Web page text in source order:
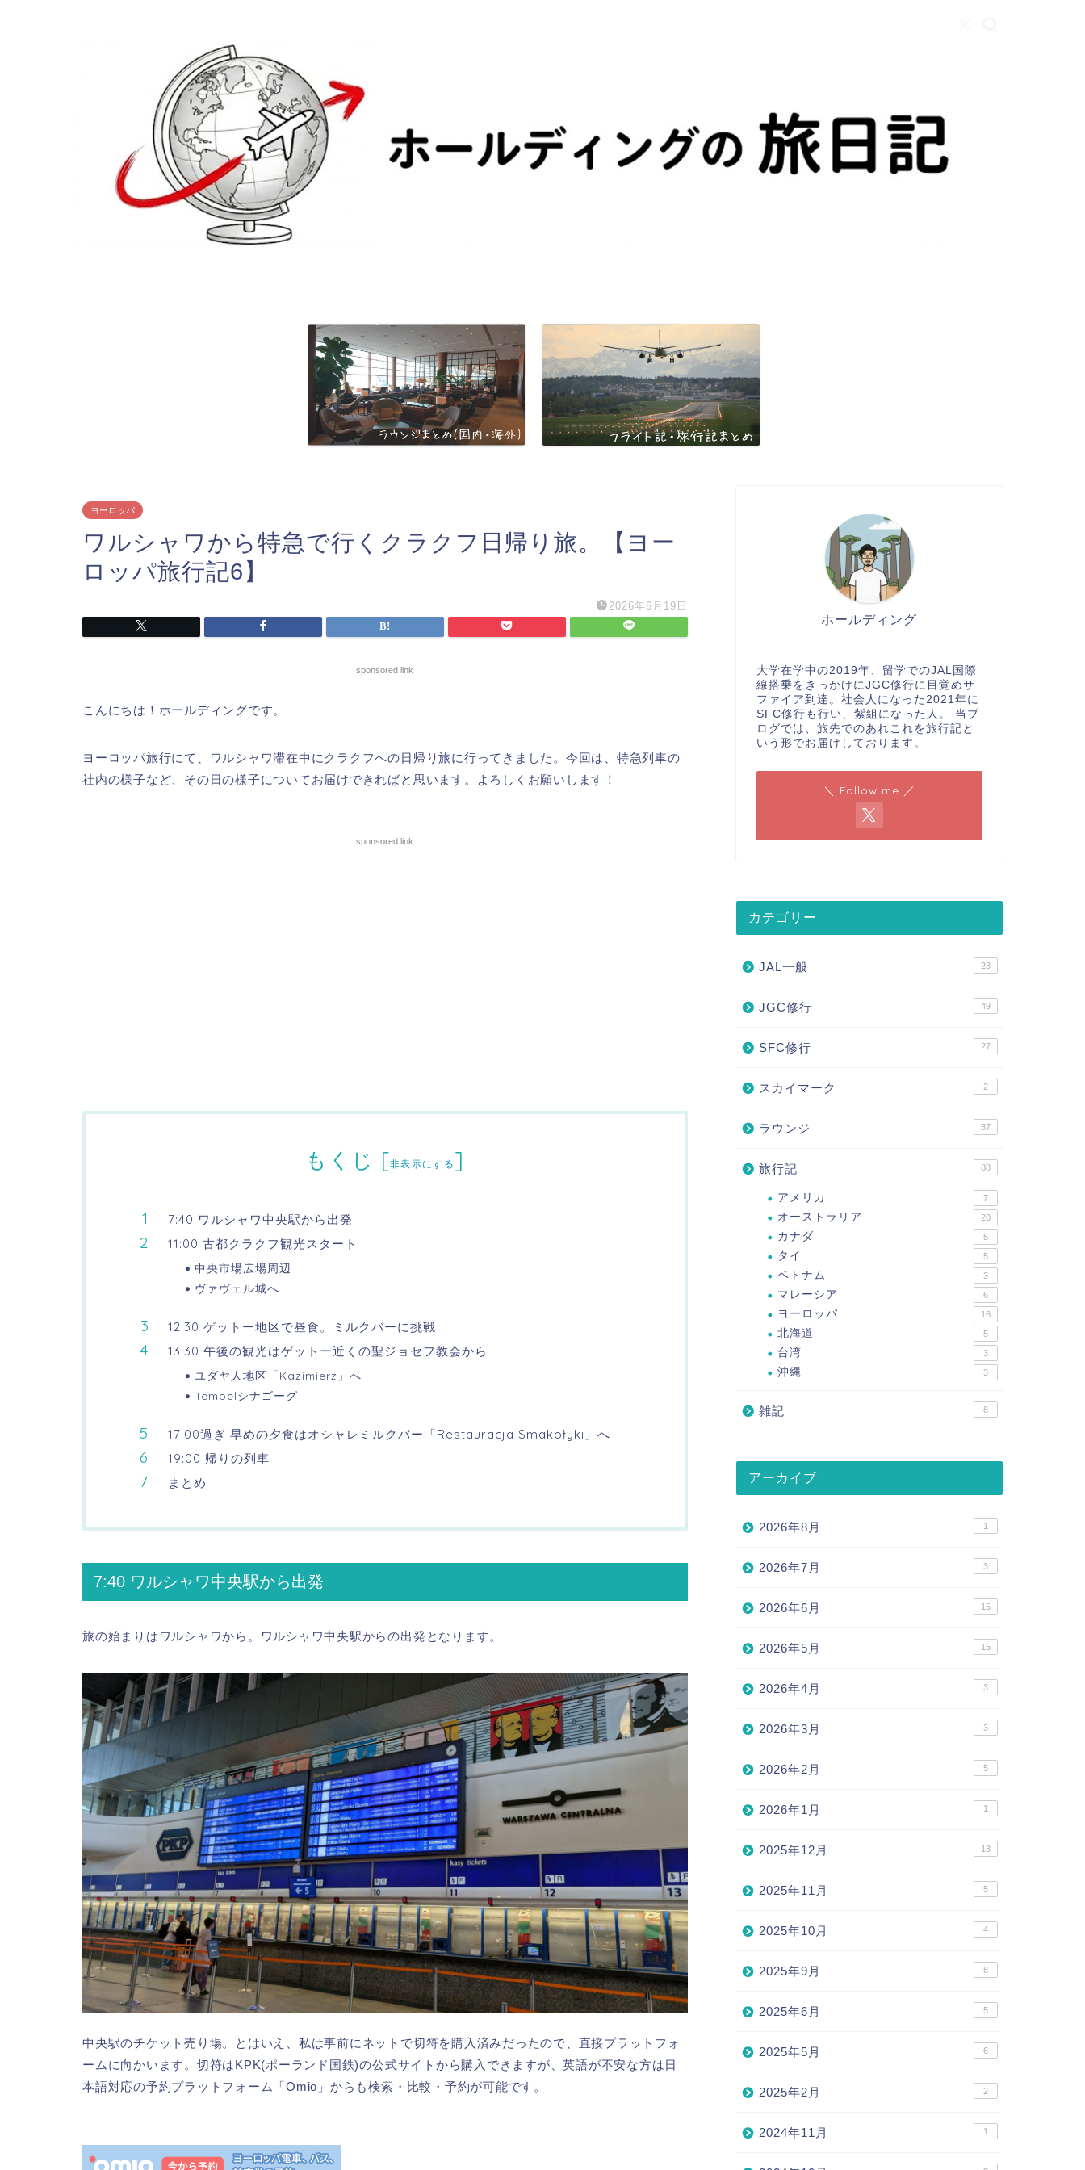
ヨーロッパ
ワルシャワから特急で行くクラクフ日帰り旅。【ヨー
ロッパ旅行記6】
2026年6月19日
sponsored link
こんにちは！ホールディングです。
ヨーロッパ旅行にて、ワルシャワ滞在中にクラクフへの日帰り旅に行ってきました。今回は、特急列車の
社内の様子など、その日の様子についてお届けできればと思います。よろしくお願いします！
sponsored link
もくじ [非表示にする ]
7:40 ワルシャワ中央駅から出発
11:00 古都クラクフ観光スタート
中央市場広場周辺
ヴァヴェル城へ
12:30 ゲットー地区で昼食。ミルクバーに挑戦
13:30 午後の観光はゲットー近くの聖ジョセフ教会から
ユダヤ人地区「Kazimierz」へ
Tempelシナゴーグ
17:00過ぎ 早めの夕食はオシャレミルクバー「Restauracja Smakołyki」へ
19:00 帰りの列車
まとめ
7:40 ワルシャワ中央駅から出発
旅の始まりはワルシャワから。ワルシャワ中央駅からの出発となります。
中央駅のチケット売り場。とはいえ、私は事前にネットで切符を購入済みだったので、直接プラットフォ
ームに向かいます。切符はKPK(ポーランド国鉄)の公式サイトから購入できますが、英語が不安な方は日
本語対応の予約プラットフォーム「Omio」からも検索・比較・予約が可能です。
ホールディング
大学在学中の2019年、留学でのJAL国際
線搭乗をきっかけにJGC修行に目覚めサ
ファイア到達。社会人になった2021年に
SFC修行も行い、紫組になった人。 当ブ
ログでは、旅先でのあれこれを旅行記と
いう形でお届けしております。
＼ Follow me ／
カテゴリー
JAL一般 23
JGC修行 49
SFC修行 27
スカイマーク 2
ラウンジ 87
旅行記 88
アメリカ 7
オーストラリア 20
カナダ 5
タイ 5
ベトナム 3
マレーシア 6
ヨーロッパ 16
北海道 5
台湾 3
沖縄 3
雑記 8
アーカイブ
2026年8月 1
2026年7月 3
2026年6月 15
2026年5月 15
2026年4月 3
2026年3月 3
2026年2月 5
2026年1月 1
2025年12月 13
2025年11月 5
2025年10月 4
2025年9月 8
2025年6月 5
2025年5月 6
2025年2月 2
2024年11月 1